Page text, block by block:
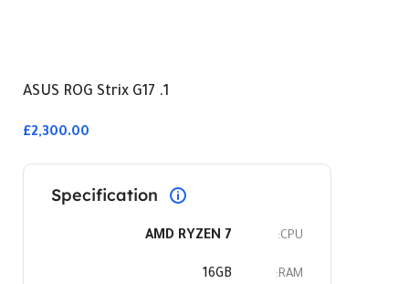
1. ASUS ROG Strix G17
£2,300.00
Specification
CPU:
AMD RYZEN 7
RAM:
16GB